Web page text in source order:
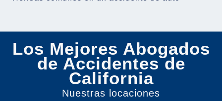
Los Mejores Abogados
de Accidentes de
California
Nuestras locaciones